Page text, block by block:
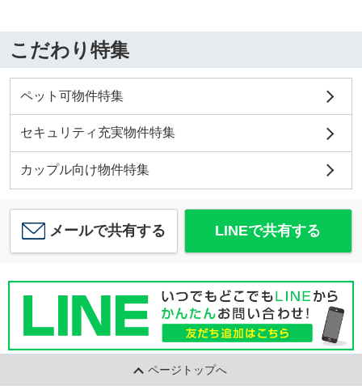
こだわり特集
ペット可物件特集
セキュリティ充実物件特集
カップル向け物件特集
メールで共有する LINEで共有する
ページトップへ